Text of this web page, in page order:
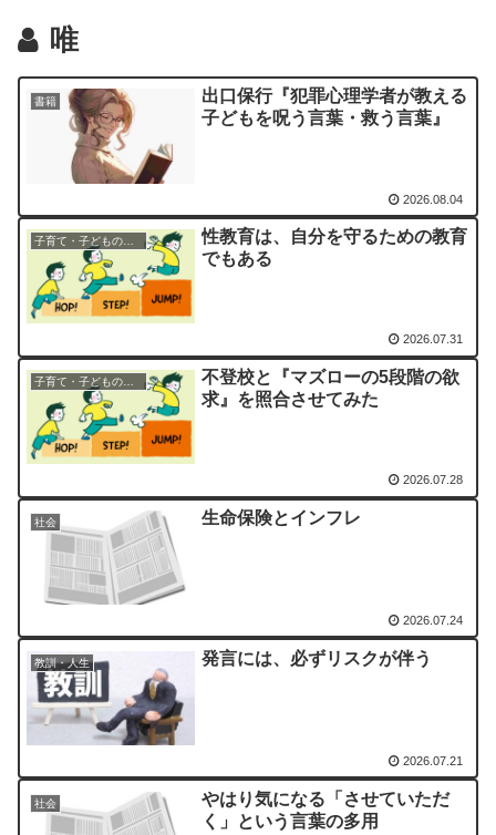
唯
書籍
出口保行『犯罪心理学者が教える
子どもを呪う言葉・救う言葉』
2026.08.04
子育て・子どもの成長
性教育は、自分を守るための教育
でもある
2026.07.31
子育て・子どもの成長
不登校と『マズローの5段階の欲
求』を照合させてみた
2026.07.28
社会 生命保険とインフレ
2026.07.24
教訓・人生 発言には、必ずリスクが伴う
2026.07.21
社会
やはり気になる「させていただ
く」という言葉の多用